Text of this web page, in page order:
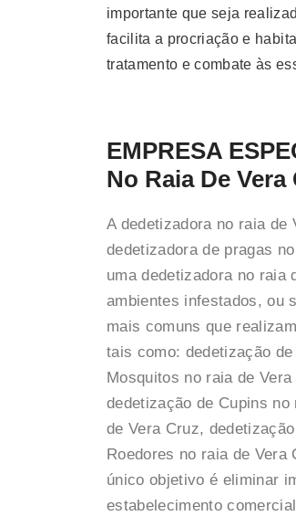
importante que seja
facilita a procriação e
tratamento e combate às
EMPRESA
No Raia De Vera
A dedetizadora no raia de
dedetizadora de pragas
uma dedetizadora no raia
ambientes infestados, ou
mais comuns que
tais como: dedetização
Mosquitos no raia de
dedetização de Cupins
de Vera Cruz,
Roedores no raia de
único objetivo é eliminar
estabelecimento